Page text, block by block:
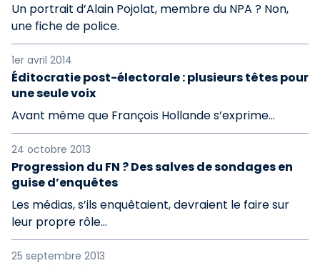
Un portrait d’Alain Pojolat, membre du NPA ? Non,
une fiche de police.
1er avril 2014
Éditocratie post-électorale : plusieurs têtes pour
une seule voix
Avant même que François Hollande s’exprime…
24 octobre 2013
Progression du FN ? Des salves de sondages en
guise d’enquêtes
Les médias, s’ils enquêtaient, devraient le faire sur
leur propre rôle…
25 septembre 2013